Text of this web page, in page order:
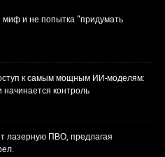
и не попытка “придумать
к самым мощным ИИ-моделям:
начинается контроль
лазерную ПВО, предлагая